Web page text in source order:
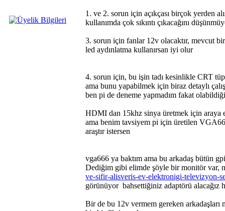
1. ve 2. sorun için açıkçası birçok yerden
kullanımda çok sıkıntı çıkacağını
3. sorun için fanlar 12v olacaktır, mevcut bir
led aydınlatma kullanırsan iyi olur
4. sorun için, bu işin tadı kesinlikle CRT
ama bunu yapabilmek için biraz detaylı
ben pi de deneme yapmadım fakat
HDMI dan 15khz sinya üretmek için araya
ama benim tavsiyem pi için üretilen
araştır istersen
vga666 ya baktım ama bu arkadaş bütün
Dediğim gibi elimde şöyle bir monitör var,
ve-sifir-alisveris-ev-elektronigi-televizyon-
görünüyor bahsettiğiniz adaptörü alacağız
Bir de bu 12v vermem gereken